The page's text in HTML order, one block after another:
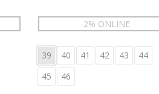
-2% ONLINE
39 40 41 42 43
44
45
46